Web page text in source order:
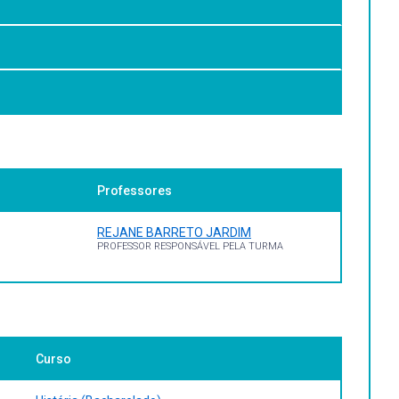
uma história social das mulheres.
Professores
REJANE BARRETO JARDIM
PROFESSOR RESPONSÁVEL PELA TURMA
Curso